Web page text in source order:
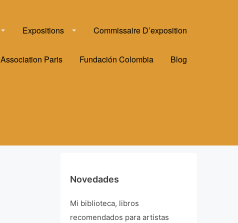
Expositions Commissaire D’exposition
Association Paris Fundación Colombia Blog
Novedades
Mi biblioteca, libros
recomendados para artistas